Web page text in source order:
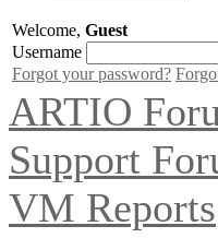
Welcome, Guest
Username
Forgot your password?
ARTIO
Support
VM Reports